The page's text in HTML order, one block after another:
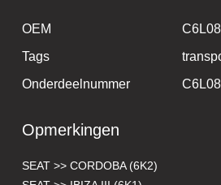
OEM
Tags
Onderdeelnummer
Opmerkingen
SEAT >> CORDOBA (6K2)